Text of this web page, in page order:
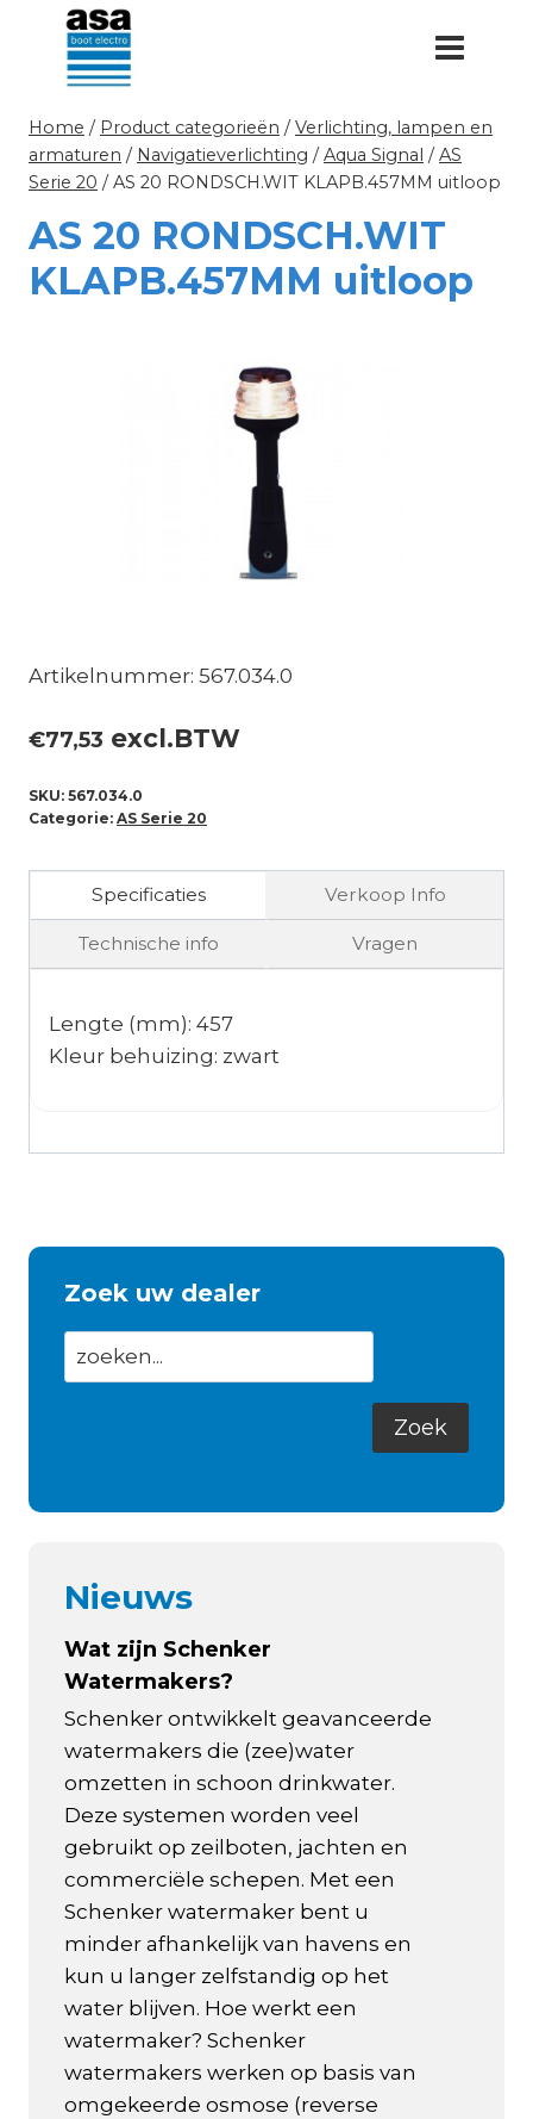
Doorgaan
inhoud
Home / Product categorieën / Verlichting, lampen en
armaturen / Navigatieverlichting / Aqua Signal / AS
Serie 20 / AS 20 RONDSCH.WIT KLAPB.457MM uitloop
AS 20 RONDSCH.WIT
KLAPB.457MM uitloop
Artikelnummer: 567.034.0
€77,53 excl.BTW
SKU: 567.034.0
Categorie: AS Serie 20
Specificaties Verkoop Info
Technische info Vragen
Lengte (mm): 457
Kleur behuizing: zwart
Zoek uw dealer
Nieuws
Wat zijn Schenker
Watermakers?
Schenker ontwikkelt geavanceerde
watermakers die (zee)water
omzetten in schoon drinkwater.
Deze systemen worden veel
gebruikt op zeilboten, jachten en
commerciële schepen. Met een
Schenker watermaker bent u
minder afhankelijk van havens en
kun u langer zelfstandig op het
water blijven. Hoe werkt een
watermaker? Schenker
watermakers werken op basis van
omgekeerde osmose (reverse